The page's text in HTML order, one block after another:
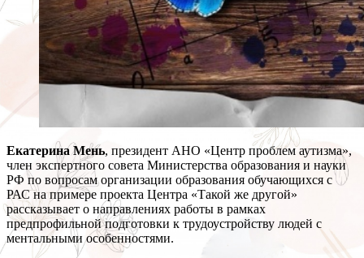
Екатерина Мень, президент АНО «Центр проблем аутизма»,
член экспертного совета Министерства образования и науки
РФ по вопросам организации образования обучающихся с
РАС на примере проекта Центра «Такой же другой»
рассказывает о направлениях работы в рамках
предпрофильной подготовки к трудоустройству людей с
ментальными особенностями.